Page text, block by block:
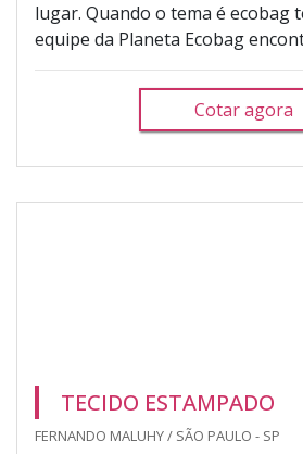
lugar. Quando o tema é ecobag
equipe da Planeta Ecobag
Cotar agora
TECIDO ESTAMPADO
FERNANDO MALUHY / SÃO PAULO - SP